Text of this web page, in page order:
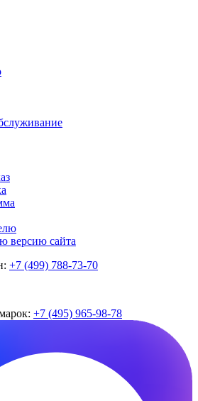
версию сайта
+7 (499) 788-73-70
+7 (495) 965-98-78